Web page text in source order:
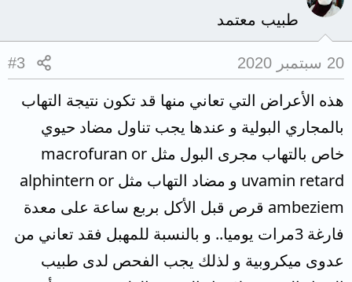
طبيب معتمد
20 سبتمبر 2020 #3
هذه الأعراض التي تعاني منها قد تكون نتيجة التهاب
بالمجاري البولية و عندها يجب تناول مضاد حيوي
خاص بالتهاب مجرى البول مثل macrofuran or
uvamin retard و مضاد التهاب مثل alphintern or
ambeziem قرص قبل الأكل بربع ساعة على معدة
فارغة 3مرات يوميا.. و بالنسبة للمهبل فقد تعاني من
عدوى ميكروبية و لذلك يجب الفحص لدى طبيب